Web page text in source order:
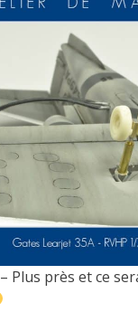
– Plus près et ce